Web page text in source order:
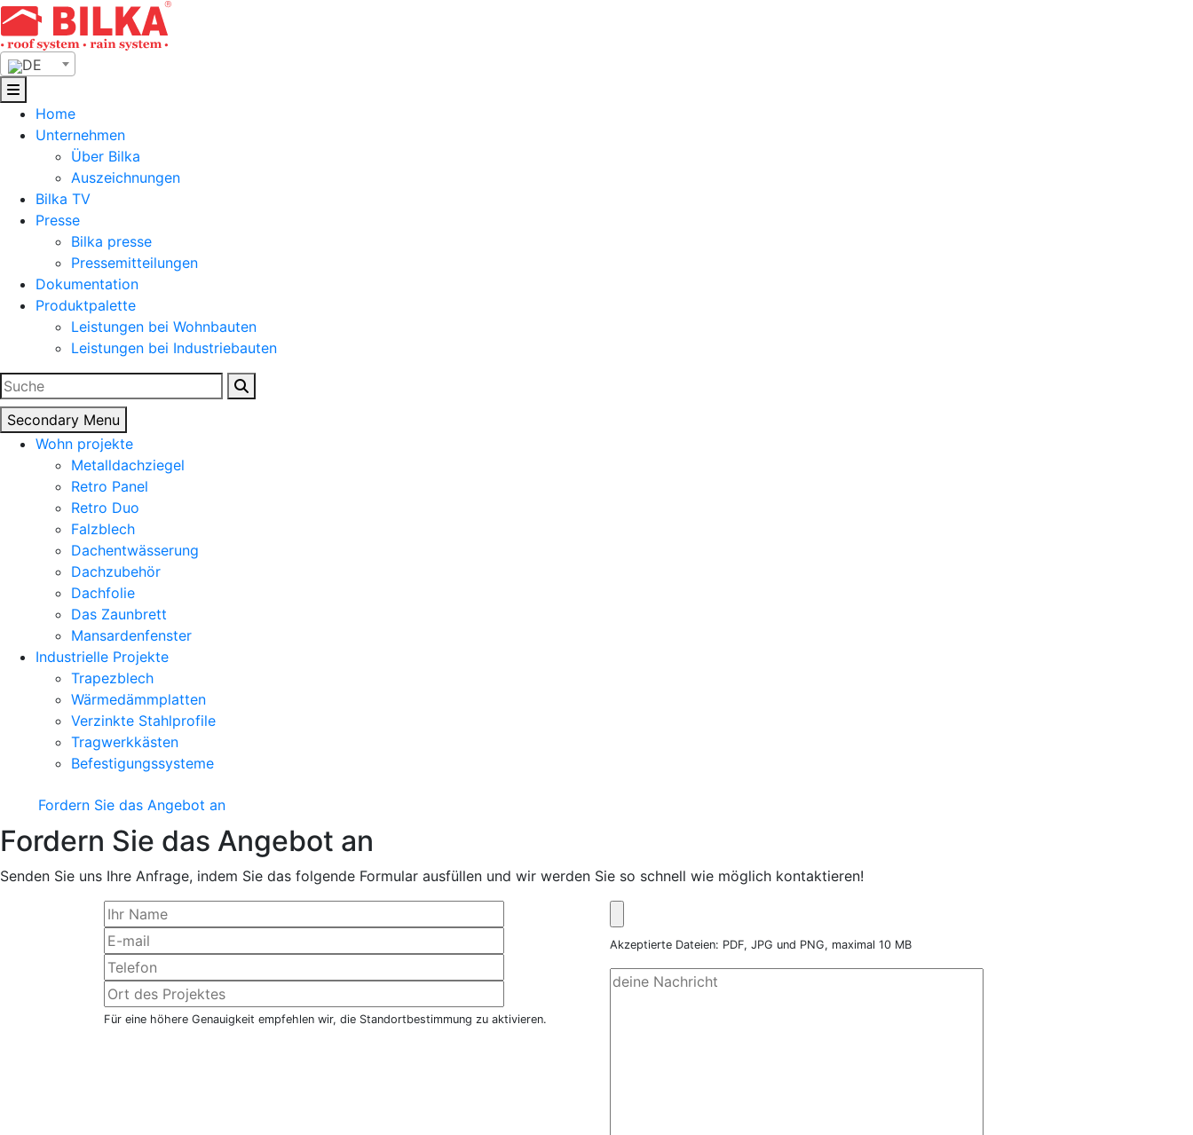
Skip
to
content
DE
Home
Unternehmen
Über Bilka
Auszeichnungen
Bilka TV
Presse
Bilka presse
Pressemitteilungen
Dokumentation
Produktpalette
Leistungen bei Wohnbauten
Leistungen bei Industriebauten
Suchen
nach:
Secondary Menu
Wohn projekte
Metalldachziegel
Retro Panel
Retro Duo
Falzblech
Dachentwässerung
Dachzubehör
Dachfolie
Das Zaunbrett
Mansardenfenster
Industrielle Projekte
Trapezblech
Wärmedämmplatten
Verzinkte Stahlprofile
Tragwerkkästen
Befestigungssysteme
Fordern Sie das Angebot an
Fordern Sie das Angebot an
Senden Sie uns Ihre Anfrage, indem Sie das folgende Formular ausfüllen und wir werden Sie so schnell wie möglich kontaktieren!
Für eine höhere Genauigkeit empfehlen wir, die Standortbestimmung zu aktivieren.
Akzeptierte Dateien: PDF, JPG und PNG, maximal 10 MB